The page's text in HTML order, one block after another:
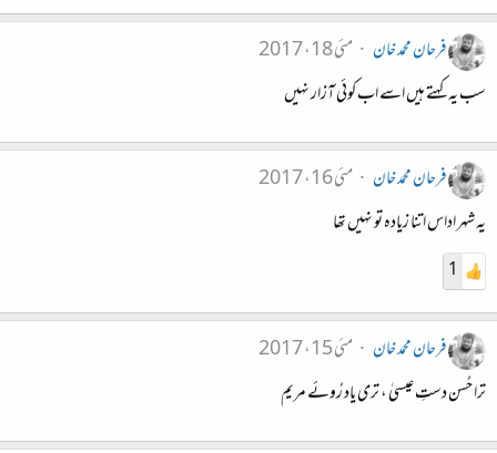
فرحان محمد خان
مئی 18، 2017
سب یہ کہتے ہیں اسے اب کوئی آزار نہیں
فرحان محمد خان
مئی 16، 2017
یہ شہر اداس اتنا زیادہ تو نہیں تھا
1
فرحان محمد خان
مئی 15، 2017
ترا حُسن دستِ عیسیٰ ، تری یاد رُوئے مریم